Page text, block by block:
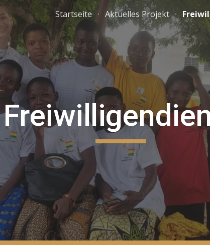
Skip to main content Skip to
Startseite Aktuelles Projekt